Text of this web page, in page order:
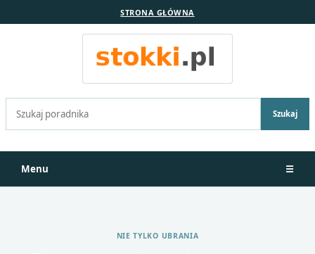
STRONA GŁÓWNA
Szukaj:
Szukaj
Menu ☰
NIE TYLKO UBRANIA